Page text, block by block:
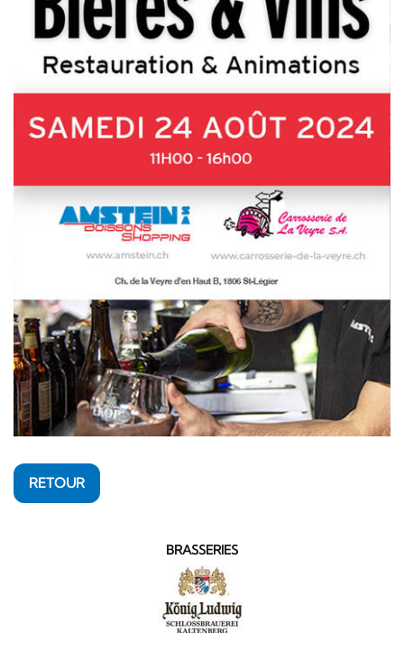
RETOUR
BRASSERIES